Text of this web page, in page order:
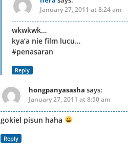
January 27, 2011 at 8:24 am
wkwkwk…
kya’a nie film lucu…
#penasaran
Reply
hongpanyasasha says:
January 27, 2011 at 8:50 am
gokiel pisun haha
Reply